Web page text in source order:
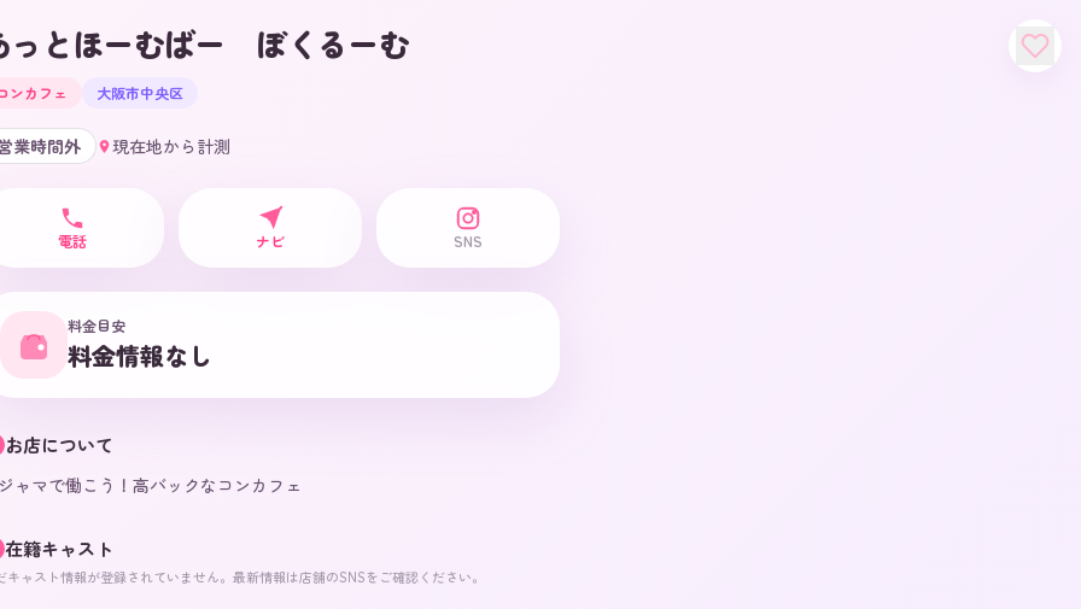
っとほーむばー ぼくるーむ
ンカフェ 大阪市中央区
業時間外 現在地から計測
電話 ナビ SNS
料金目安
料金情報なし
お店について
ャマで働こう！高バックなコンカフェ
在籍キャスト
キャスト情報が登録されていません。最新情報は店舗のSNSをご確認ください。